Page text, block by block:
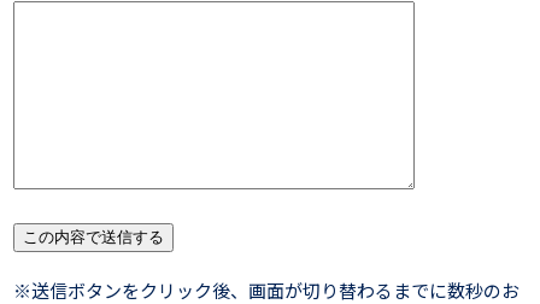
※送信ボタンをクリック後、画面が切り替わるまでに数秒のお